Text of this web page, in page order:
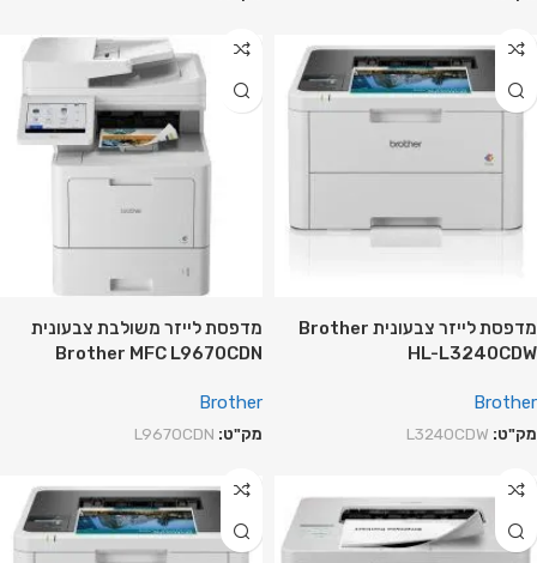
מדפסת לייזר צבעונית Brother
HL-L3240CDW
Brother
מק"ט: L3240CDW
מדפסת לייזר משולבת צבעונית
Brother MFC L9670CDN
Brother
מק"ט: L9670CDN